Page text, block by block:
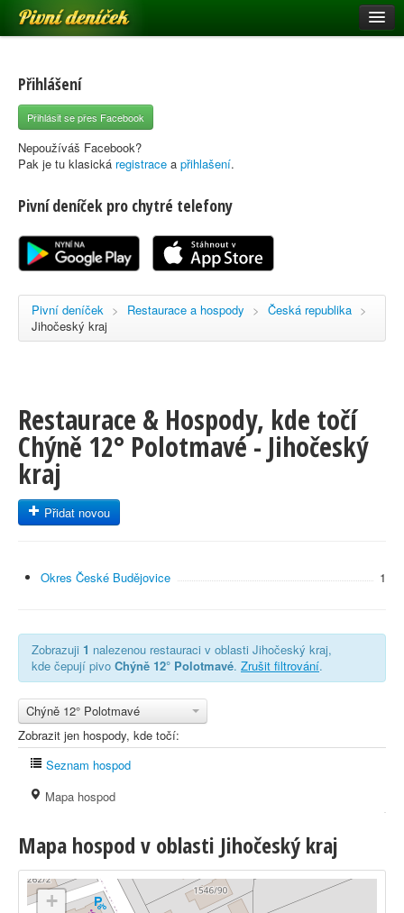
Pivní deníček
Pivní mapa
Pivní značky
Nápověda
Registrace
Přihlášení
Přihlásit se přes Facebook
Nepoužíváš Facebook?
Pak je tu klasická registrace a přihlašení.
Pivní deníček pro chytré telefony
Pivní deníček > Restaurace a hospody > Česká republika >
Jihočeský kraj
Restaurace & Hospody, kde točí
Chýně 12° Polotmavé - Jihočeský
kraj
Přidat novou
Okres České Budějovice 1
Zobrazuji 1 nalezenou restauraci v oblasti Jihočeský kraj,
kde čepují pivo Chýně 12° Polotmavé. Zrušit filtrování.
Chýně 12° Polotmavé
Zobrazit jen hospody, kde točí:
Seznam hospod
Mapa hospod
Mapa hospod v oblasti Jihočeský kraj
+